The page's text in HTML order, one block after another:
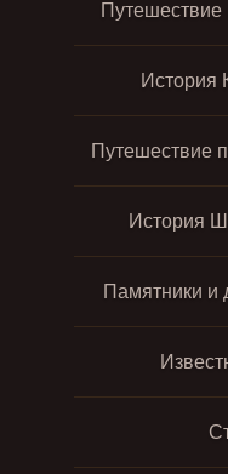
Путешествие
История
Путешествие
История
Памятники и